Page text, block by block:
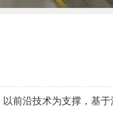
前沿技术为支撑，基于